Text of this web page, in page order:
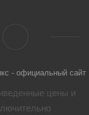
- официальный сайт
цены и